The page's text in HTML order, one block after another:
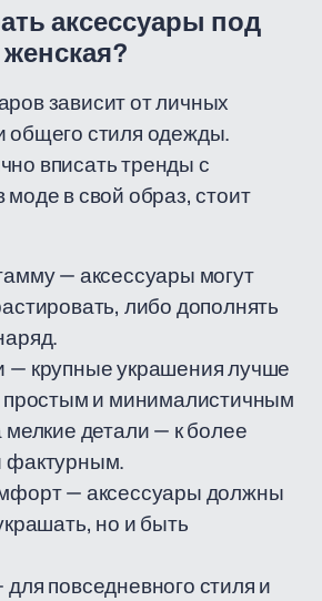
аксессуары под
зависит от личных
общего стиля одежды.
вписать тренды с
моде в свой образ, стоит
— аксессуары могут
либо дополнять
— крупные украшения лучше
простым и минималистичным
детали — к более
— аксессуары должны
но и быть
повседневного стиля и